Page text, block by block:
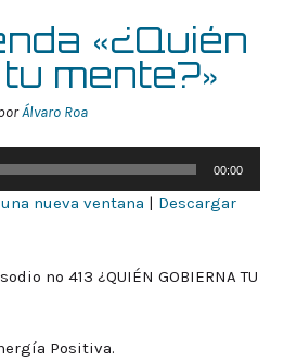
«¿Quién
mente?»
Álvaro Roa
00:00
nueva ventana | Descargar
nº 413 ¿QUIÉN GOBIERNA TU
Positiva.